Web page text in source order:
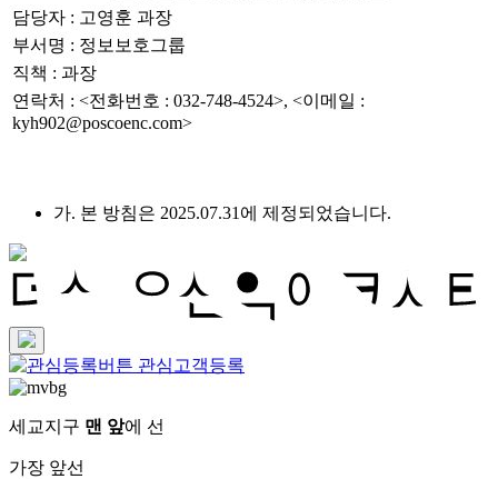
담당자 : 고영훈 과장
부서명 : 정보보호그룹
직책 : 과장
연락처 : <전화번호 : 032-748-4524>, <이메일 :
kyh902@poscoenc.com>
가. 본 방침은 2025.07.31에 제정되었습니다.
관심고객등록
세교지구 맨 앞에 선
가장 앞선